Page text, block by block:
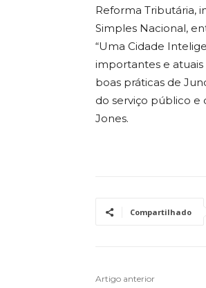
Reforma Tributária,
Simples Nacional,
“Uma Cidade
importantes e
boas práticas de
do serviço público e
Jones.
Compartilhado
Artigo anterior